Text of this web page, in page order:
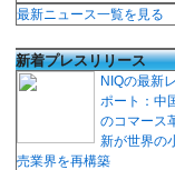
最新ニュース一覧を見る
新着プレスリリース
NIQの最新レ
ポート：中
のコマース
新が世界の
売業界を再構築